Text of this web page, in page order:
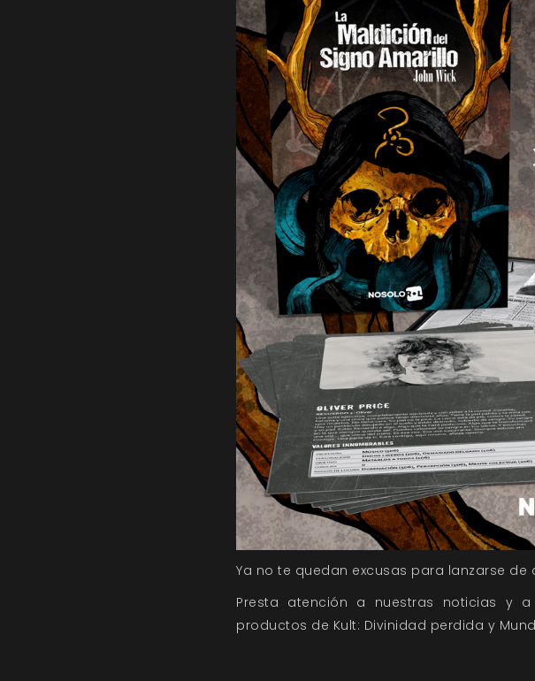
Ya no te quedan excusas para lanzarse
Presta atención a nuestras noticias y a
productos de Kult: Divinidad perdida y